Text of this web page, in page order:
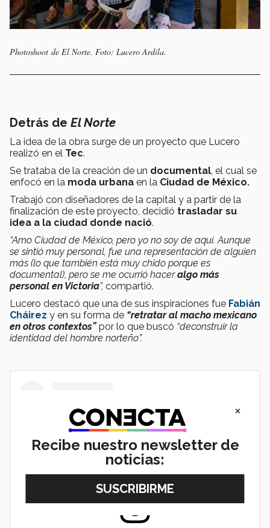
Photoshoot de El Norte. Foto: Lucero Ardila.
Detrás de El Norte
La idea de la obra surge de un proyecto que Lucero
realizó en el Tec.
Se trataba de la creación de un documental, el cual se
enfocó en la moda urbana en la Ciudad de México.
Trabajó con diseñadores de la capital y a partir de la
finalización de este proyecto, decidió trasladar su
idea a la ciudad donde nació.
“Amo Ciudad de México, pero yo no soy de aquí. Aunque
se sintió muy personal, fue una representación de alguien
más (lo que también está muy chido porque es
documental), pero se me ocurrió haceralgo más
personal en Victoria”, compartió.
Lucero destacó que una de sus inspiraciones fue Fabián
Cháirez y en su forma de “retratar al macho mexicano
en otros contextos” por lo que buscó “deconstruir la
identidad del hombre norteño”.
×
Recibe nuestro newsletter de
noticias: